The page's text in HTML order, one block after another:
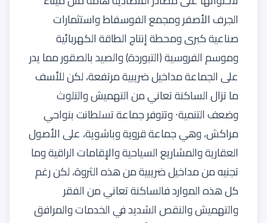
الجرف الأصفر ومجمع الفوسفاط واستثمارات
صناعية كبرى ومحطة إنتاج الطاقة الكهربائية
وموسم الفروسية (التبوردة) والصيد بالصقور مما يدر
على الجماعة مداخيل ضريبية مرتفعة، لكن للأسف
ما تزال الساكنة تعاني من التهميش والتلوث
وضعف التنمية⸱ وتتوفر جماعة تسلطانت بنواحي
مراكش، وهي جماعة قروية وباشوية، على الأصول
العقارية والمشاريع السياحية والإقامات الراقية وما
تجنيه من مداخيل ضريبية من هذه الثروة، لكن رغم
كل هذه الموارد فالساكنة تعاني من الفقر
والتهميش والنقص الشديد في الخدمات والمرافق